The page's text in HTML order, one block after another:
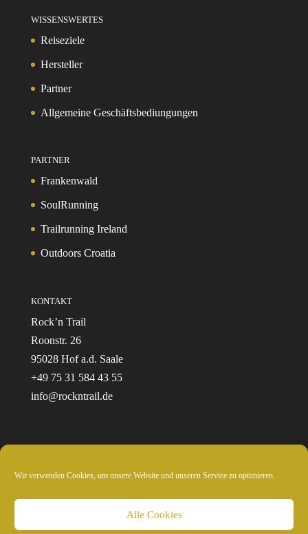
Wir verwenden Cookies, um unsere Website und unseren Service zu optimieren.
Alle Cookies
WISSENSWERTES
Reiseziele
Hersteller
Partner
Allgemeine Geschäftsbediungungen
PARTNER
Frankenwald
SoulRunning
Trailrunning Ireland
Outdoors Croatia
KONTAKT
Rock’n Trail
Roonstr. 26
95028 Hof a.d. Saale
+49 75 31 584 43 55
info@rockntrail.de